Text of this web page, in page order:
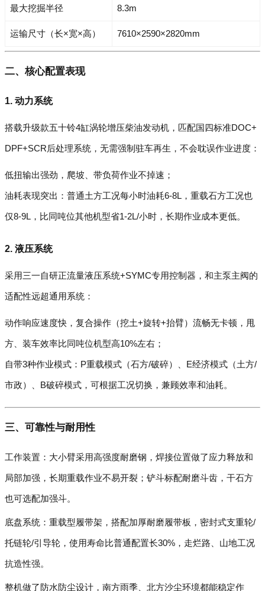
最大挖掘半径 8.3m
运输尺寸（长×宽×高） 7610×2590×2820mm
二、核心配置表现
1. 动力系统
搭载升级款五十铃4缸涡轮增压柴油发动机，匹配国四标准DOC+
DPF+SCR后处理系统，无需强制驻车再生，不会耽误作业进度：
低扭输出强劲，爬坡、带负荷作业不掉速；
油耗表现突出：普通土方工况每小时油耗6-8L，重载石方工况也
仅8-9L，比同吨位其他机型省1-2L/小时，长期作业成本更低。
2. 液压系统
采用三一自研正流量液压系统+SYMC专用控制器，和主泵主阀的
适配性远超通用系统：
动作响应速度快，复合操作（挖土+旋转+抬臂）流畅无卡顿，甩
方、装车效率比同吨位机型高10%左右；
自带3种作业模式：P重载模式（石方/破碎）、E经济模式（土方/
市政）、B破碎模式，可根据工况切换，兼顾效率和油耗。
三、可靠性与耐用性
工作装置：大小臂采用高强度耐磨钢，焊接位置做了应力释放和
局部加强，长期重载作业不易开裂；铲斗标配耐磨斗齿，干石方
也可选配加强斗。
底盘系统：重载型履带架，搭配加厚耐磨履带板，密封式支重轮/
托链轮/引导轮，使用寿命比普通配置长30%，走烂路、山地工况
抗造性强。
整机做了防水防尘设计，南方雨季、北方沙尘环境都能稳定作